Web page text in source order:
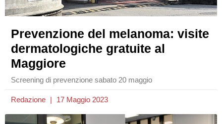
Prevenzione del melanoma: visite
dermatologiche gratuite al
Maggiore
Screening di prevenzione sabato 20 maggio
Redazione 17 Maggio 2023